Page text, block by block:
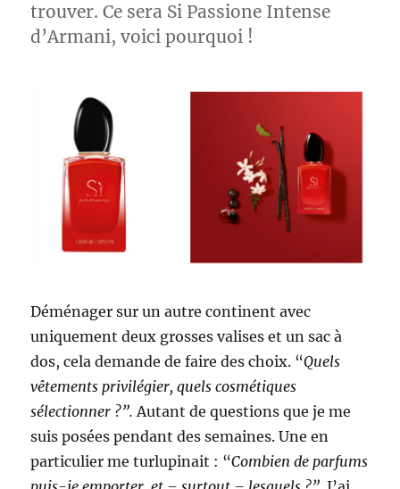
trouver. Ce sera Si Passione Intense
d’Armani, voici pourquoi !
Déménager sur un autre continent avec
uniquement deux grosses valises et un sac à
dos, cela demande de faire des choix. “Quels
vêtements privilégier, quels cosmétiques
sélectionner ?”. Autant de questions que je me
suis posées pendant des semaines. Une en
particulier me turlupinait : “Combien de parfums